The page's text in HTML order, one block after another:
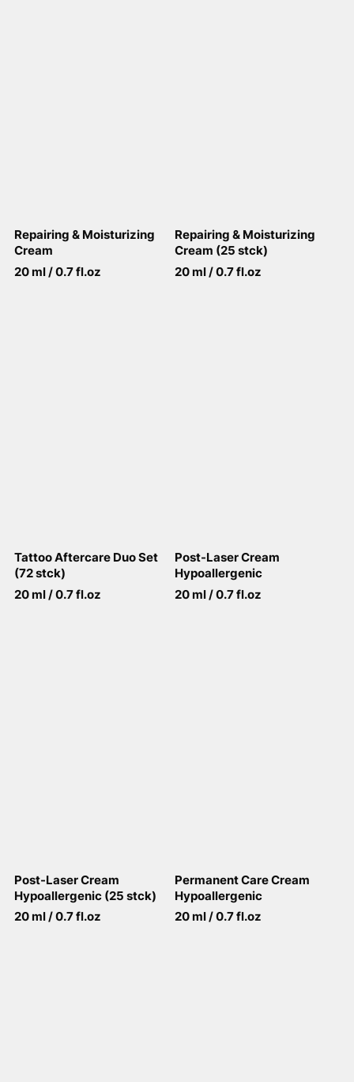
Repairing & Moisturizing
Cream
20 ml / 0.7 fl.oz
Repairing & Moisturizing
Cream (25 stck)
20 ml / 0.7 fl.oz
Tattoo Aftercare Duo Set
(72 stck)
20 ml / 0.7 fl.oz
Post-Laser Cream
Hypoallergenic
20 ml / 0.7 fl.oz
Post-Laser Cream
Hypoallergenic (25 stck)
20 ml / 0.7 fl.oz
Permanent Care Cream
Hypoallergenic
20 ml / 0.7 fl.oz